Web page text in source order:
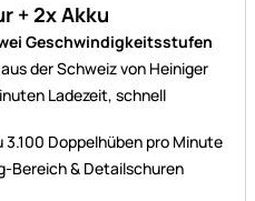
+ 2x Akku
Geschwindigkeitsstufen
der Schweiz von Heiniger
Ladezeit, schnell
Doppelhüben pro Minute
Bereich & Detailschuren